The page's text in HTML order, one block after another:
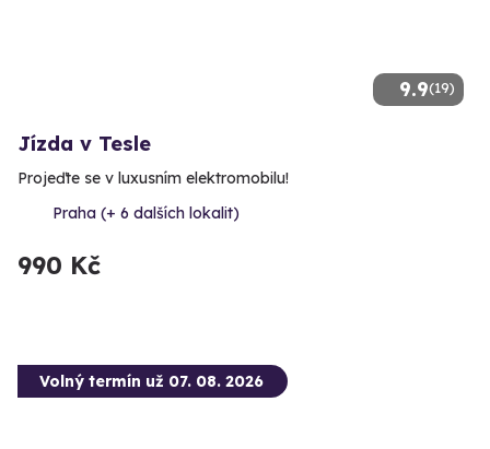
9.9(19)
Jízda v Tesle
Projeďte se v luxusním elektromobilu!
Praha (+ 6 dalších lokalit)
990 Kč
Volný termín už 07. 08. 2026